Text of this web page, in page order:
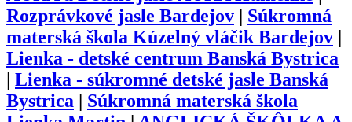
Rozprávkové jasle Bardejov
Súkromná
materská škola Kúzelný vláčik Bardejov
Lienka - detské centrum Banská Bystrica
Lienka - súkromné detské jasle Banská
Bystrica
Súkromná materská škola